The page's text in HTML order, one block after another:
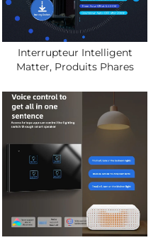
Interrupteur Intelligent
Matter, Produits Phares
Intelligent Tuya Avec
Commande À Distance Par
Wifi, Panneau Mural,